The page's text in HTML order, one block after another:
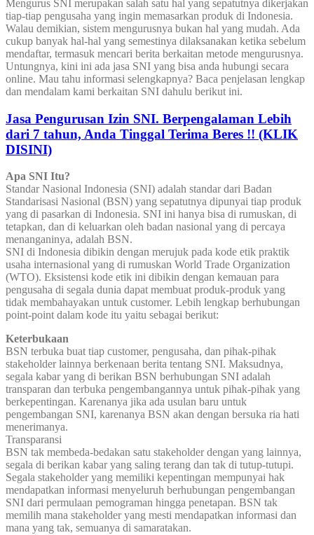
Mengurus SNI merupakan salah satu hal yang sepatutnya dikerjakan
tiap-tiap pengusaha yang ingin memasarkan produk di Indonesia.
Walau demikian, sistem mengurusnya bukan hal yang mudah. Ada
cukup banyak hal-hal yang semestinya dilaksanakan ketika sebelum
mendaftar, termasuk mencari berita berkaitan metode mengurusnya.
Untungnya, kini ini ada jasa SNI yang bisa anda hubungi secara
online. Mau tahu informasi selengkapnya? Baca penjelasan lengkap
dan mendalam kami berkaitan SNI dahulu berikut ini.
Jasa Pengurusan Izin SNI. Berpengalaman Lebih
dari 7 tahun, Anda Tinggal Terima Beres !! (KLIK
DISINI)
Apa SNI Itu?
Standar Nasional Indonesia (SNI) adalah standar dari Badan
Standarisasi Nasional (BSN) yang sepatutnya dipunyai tiap produk
yang di pasarkan di Indonesia. SNI ini hanya bisa di rumuskan, di
tetapkan, dan di keluarkan oleh badan nasional yang di percaya
menanganinya, adalah BSN.
SNI di Indonesia dibikin dengan merujuk pada kode etik praktik
usaha internasional yang di rumuskan World Trade Organization
(WTO). Eksistensi kode etik ini dibikin dengan kemauan para
pengusaha di segala dunia dapat membuat produk-produk yang
tidak membahayakan untuk customer. Lebih lengkap berhubungan
point-point dalam kode itu yaitu sebagai berikut:
Keterbukaan
BSN terbuka buat tiap customer, pengusaha, dan pihak-pihak
stakeholder lainnya berkenaan berita tentang SNI. Maksudnya,
segala kabar yang di berikan BSN berhubungan SNI adalah
transparan dan terbuka pengembangannya untuk pihak-pihak yang
berkepentingan. Karenanya jika ada usulan baru untuk
pengembangan SNI, karenanya BSN akan dengan bersuka ria hati
menerimanya.
Transparansi
BSN tak membeda-bedakan satu stakeholder dengan yang lainnya,
segala di berikan kabar yang saling terang dan tak di tutup-tutupi.
Segala stakeholder yang memiliki kepentingan mempunyai hak
mendapatkan informasi menyeluruh berhubungan pengembangan
SNI dari permulaan pemograman hingga penetapan. BSN tak
memilih mana stakeholder yang mesti mendapatkan informasi dan
mana yang tak, semuanya di samaratakan.